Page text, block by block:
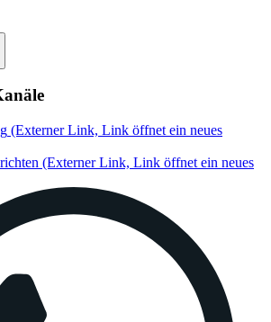
(Externer Link, Link öffnet ein neues
(Externer Link, Link öffnet ein neues